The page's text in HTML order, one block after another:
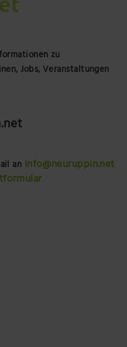
zu
Jobs, Veranstaltungen
an info@neuruppin.net